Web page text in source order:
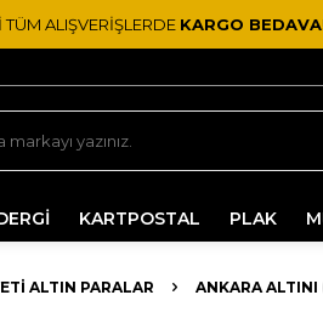
ALIŞVERİŞLERDE KARGO
KARTPOSTAL PLAK
ALTIN PARALAR
ANKARA ALTINI